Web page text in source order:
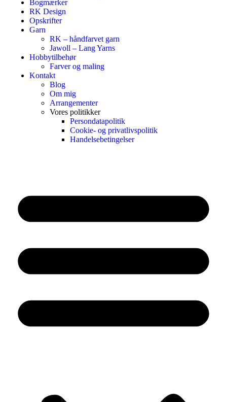
Bogmærker
RK Design
Opskrifter
Garn
RK – håndfarvet garn
Jawoll – Lang Yarns
Hobbytilbehør
Farver og maling
Kontakt
Blog
Om mig
Arrangementer
Vores politikker
Persondatapolitik
Cookie- og privatlivspolitik
Handelsebetingelser